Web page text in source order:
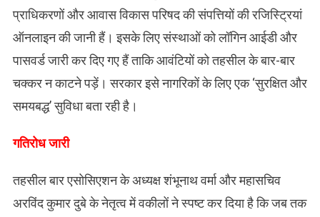
प्राधिकरणों और आवास विकास परिषद की संपत्तियों की रजिस्ट्रियां
ऑनलाइन की जानी हैं। इसके लिए संस्थाओं को लॉगिन आईडी और
पासवर्ड जारी कर दिए गए हैं ताकि आवंटियों को तहसील के बार-बार
चक्कर न काटने पड़ें। सरकार इसे नागरिकों के लिए एक ‘सुरक्षित और
समयबद्ध’ सुविधा बता रही है।
​गतिरोध जारी
तहसील बार एसोसिएशन के अध्यक्ष शंभूनाथ वर्मा और महासचिव
अरविंद कुमार दुबे के नेतृत्व में वकीलों ने स्पष्ट कर दिया है कि जब तक